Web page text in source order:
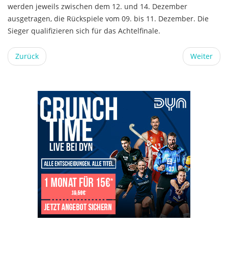
werden jeweils zwischen dem 12. und 14. Dezember
ausgetragen, die Rückspiele vom 09. bis 11. Dezember. Die
Sieger qualifizieren sich für das Achtelfinale.
Zurück Weiter